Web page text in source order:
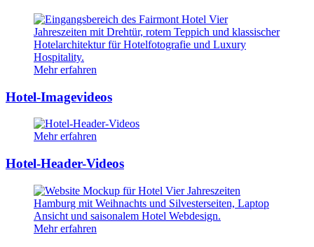
Mehr erfahren
Hotel-Imagevideos
Mehr erfahren
Hotel-Header-Videos
Mehr erfahren